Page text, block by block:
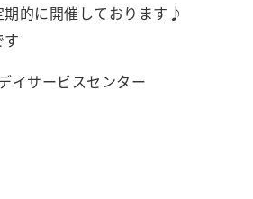
期的に開催しております♪
イサービスセンター